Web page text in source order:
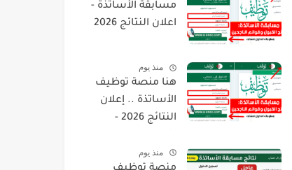
مسابقة الأساتذة -
اعلان النتائج 2026
منذ يوم
هنا منصة توظيف
الأساتذة .. إعلان
النتائج 2026 -
منذ يوم